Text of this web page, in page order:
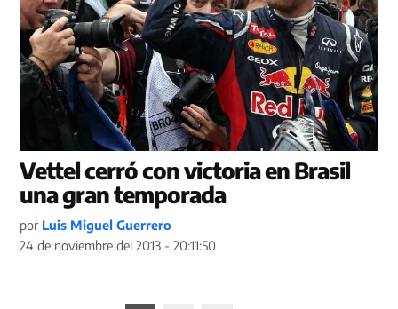
Vettel cerró con victoria en Brasil
una gran temporada
por Luis Miguel Guerrero
24 de noviembre del 2013 - 20:11:50